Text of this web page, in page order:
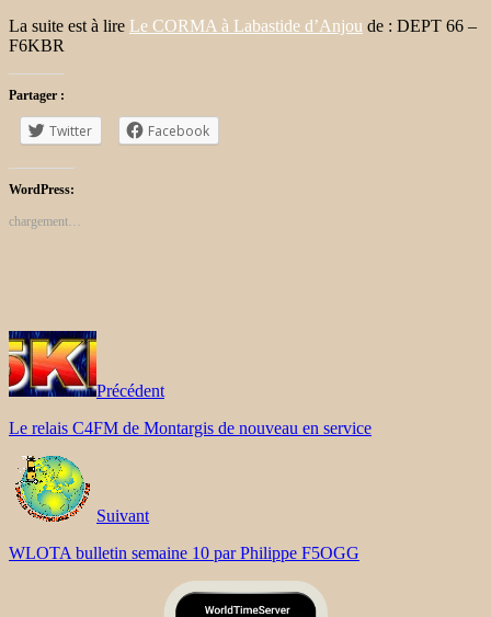
La suite est à lire Le CORMA à Labastide d’Anjou de : DEPT 66 –
F6KBR
Partager :
Twitter Facebook
WordPress:
chargement…
Précédent
Le relais C4FM de Montargis de nouveau en service
Suivant
WLOTA bulletin semaine 10 par Philippe F5OGG